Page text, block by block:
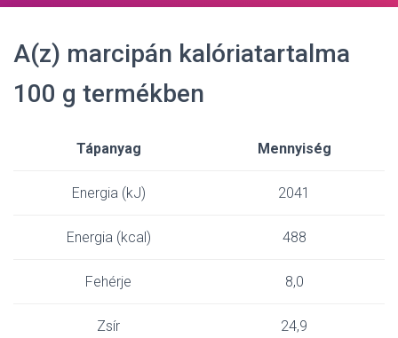
A(z) marcipán kalóriatartalma
100 g termékben
Tápanyag Mennyiség
Energia (kJ) 2041
Energia (kcal) 488
Fehérje 8,0
Zsír 24,9